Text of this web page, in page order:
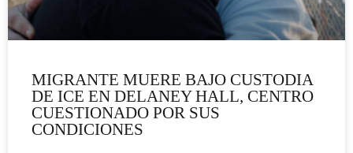
MIGRANTE MUERE BAJO CUSTODIA
DE ICE EN DELANEY HALL, CENTRO
CUESTIONADO POR SUS
CONDICIONES